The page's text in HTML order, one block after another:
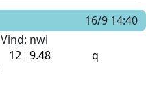
16/9 14:40
Vind: nwi
12 9.48 q